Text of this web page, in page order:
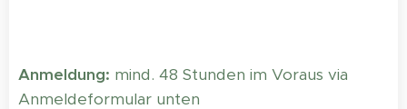
Anmeldung: mind. 48 Stunden im Voraus via
Anmeldeformular unten